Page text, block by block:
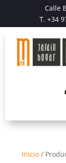
Calle
T. +34
Inicio/